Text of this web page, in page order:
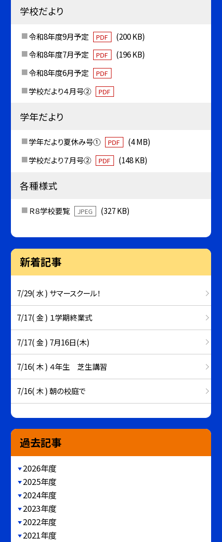
学校だより
令和8年度9月予定 PDF
(200 KB)
令和8年度7月予定
PDF
(196 KB)
令和8年度6月予定
PDF
学校だより４月号② PDF
学年だより
学年だより夏休み号① PDF
(4 MB)
学校だより７月号②
PDF (148 KB)
各種様式
Ｒ８学校要覧 JPEG (327 KB)
新着記事
7/29( 水 ) サマースクール！
7/17( 金 ) １学期終業式
7/17( 金 ) 7月16日(木)
7/16( 木 ) ４年生 芝生講習
7/16( 木 ) 朝の校庭で
過去記事
2026年度
2025年度
2024年度
2023年度
2022年度
2021年度